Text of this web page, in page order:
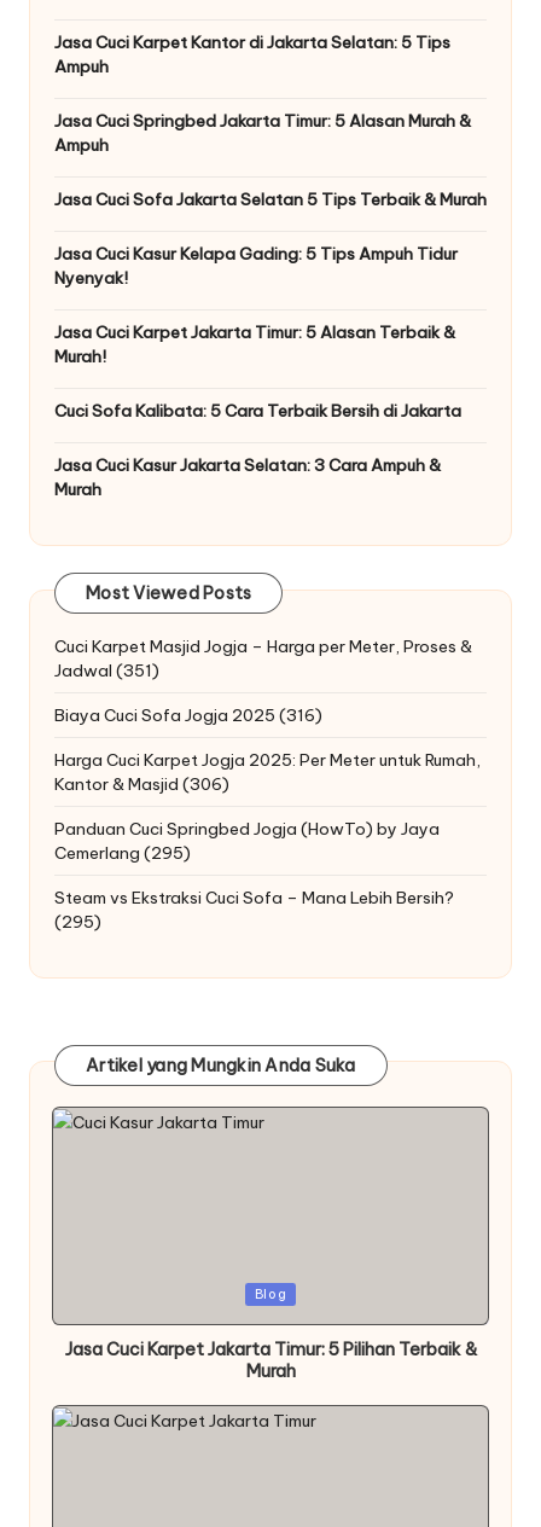
Jasa Cuci Karpet Kantor di Jakarta Selatan: 5 Tips
Ampuh
Jasa Cuci Springbed Jakarta Timur: 5 Alasan Murah &
Ampuh
Jasa Cuci Sofa Jakarta Selatan 5 Tips Terbaik & Murah
Jasa Cuci Kasur Kelapa Gading: 5 Tips Ampuh Tidur
Nyenyak!
Jasa Cuci Karpet Jakarta Timur: 5 Alasan Terbaik &
Murah!
Cuci Sofa Kalibata: 5 Cara Terbaik Bersih di Jakarta
Jasa Cuci Kasur Jakarta Selatan: 3 Cara Ampuh &
Murah
Most Viewed Posts
Cuci Karpet Masjid Jogja – Harga per Meter, Proses &
Jadwal (351)
Biaya Cuci Sofa Jogja 2025 (316)
Harga Cuci Karpet Jogja 2025: Per Meter untuk Rumah,
Kantor & Masjid (306)
Panduan Cuci Springbed Jogja (HowTo) by Jaya
Cemerlang (295)
Steam vs Ekstraksi Cuci Sofa – Mana Lebih Bersih?
(295)
Artikel yang Mungkin Anda Suka
Blog
Jasa Cuci Karpet Jakarta Timur: 5 Pilihan Terbaik &
Murah